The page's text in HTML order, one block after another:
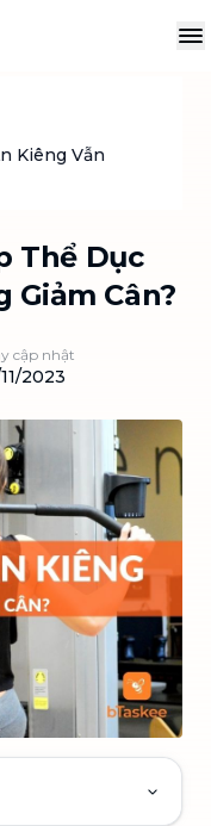
Kiêng Vẫn
Thể Dục
Giảm Cân?
cập nhật
2023